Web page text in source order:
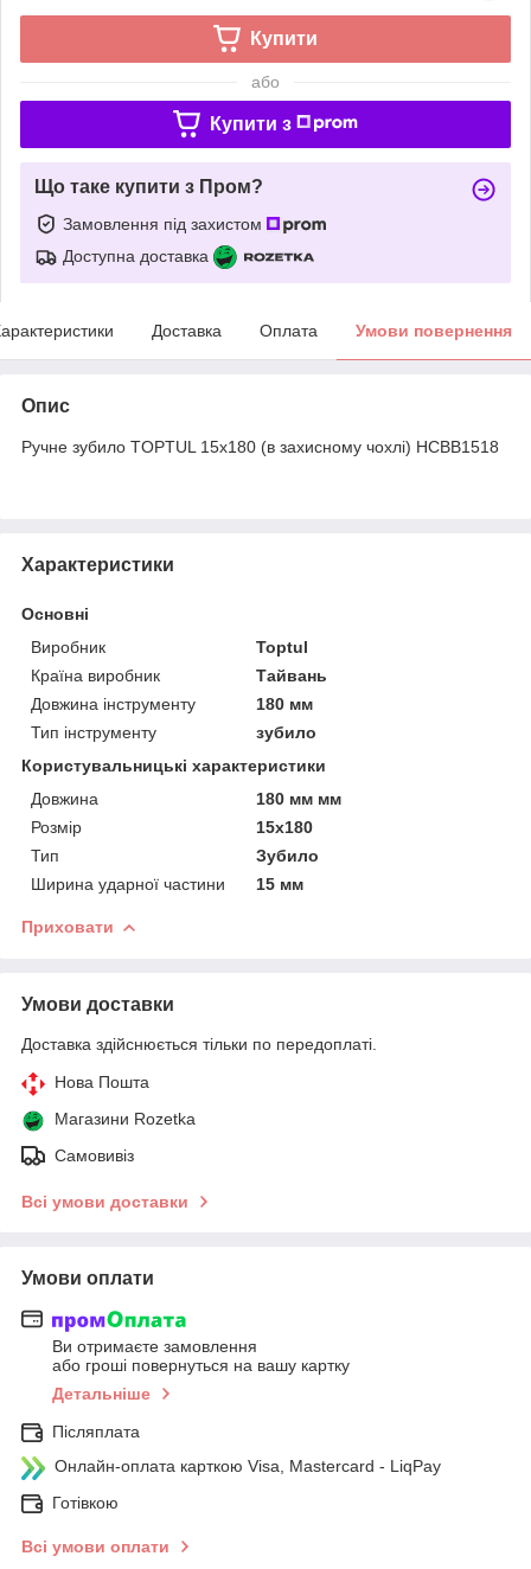
Купити
або
Купити з
Що таке купити з Пром?
Замовлення під захистом
Доступна доставка
Доставка Оплата Умови повернення
Опис
Ручне зубило TOPTUL 15x180 (в захисному чохлі) HCBB1518
Характеристики
Основні
Виробник
Toptul
Країна виробник
Тайвань
Довжина інструменту
180 мм
Тип інструменту
зубило
Користувальницькі характеристики
Довжина
180 мм мм
Розмір
15х180
Тип
Зубило
Ширина ударної частини
15 мм
Приховати
Умови доставки
Доставка здійснюється тільки по передоплаті.
Нова Пошта
Магазини Rozetka
Самовивіз
Всі умови доставки
Умови оплати
Ви отримаєте замовлення
або гроші повернуться на вашу картку
Детальніше
Післяплата
Онлайн-оплата карткою Visa, Mastercard - LiqPay
Готівкою
Всі умови оплати